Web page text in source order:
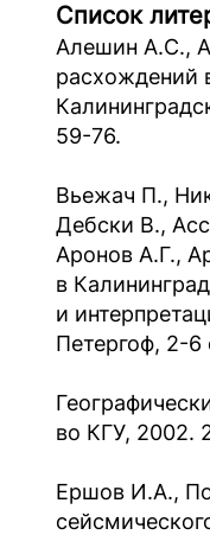
Список
Алешин А.С.,
расхождений
59-76.
Вьежач П.,
Дебски В.,
Аронов А.Г.,
в
и
Петергоф, 2-6
во КГУ, 2002.
Ершов И.А.,